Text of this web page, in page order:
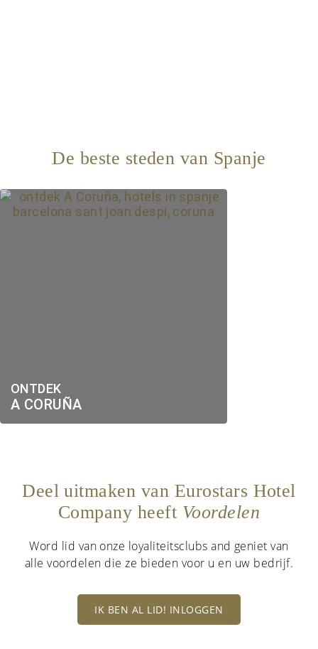
De beste steden van Spanje
ONTDEK
A CORUÑA
Deel uitmaken van Eurostars Hotel
Company heeft Voordelen
Word lid van onze loyaliteitsclubs and geniet van
alle voordelen die ze bieden voor u en uw bedrijf.
IK BEN AL LID! INLOGGEN